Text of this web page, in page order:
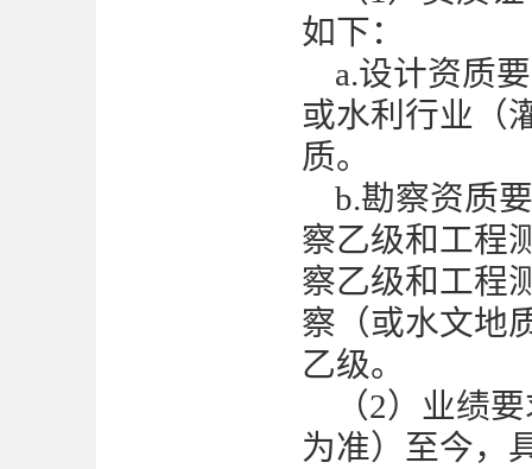
如下：
a.设计资质
或水利行业（
质。
b.勘察资质
察乙级和工程
察乙级和工程
察（或水文地
乙级。
（2）业绩
为准）至今，